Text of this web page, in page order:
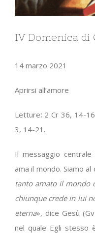
IV Domenica di
14 marzo 2021
Aprirsi all’amore
Letture: 2 Cr 36, 14-
3, 14-21.
Il messaggio
ama il mondo. Siamo al
tanto amato il mondo
chiunque crede in lui
eterna», dice Gesù (Gv
nel quale Egli stesso